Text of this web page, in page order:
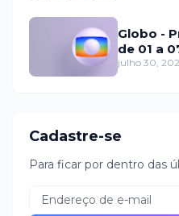
Globo -
de 01 a
julho 30,
Cadastre-se
Para ficar por dentro das